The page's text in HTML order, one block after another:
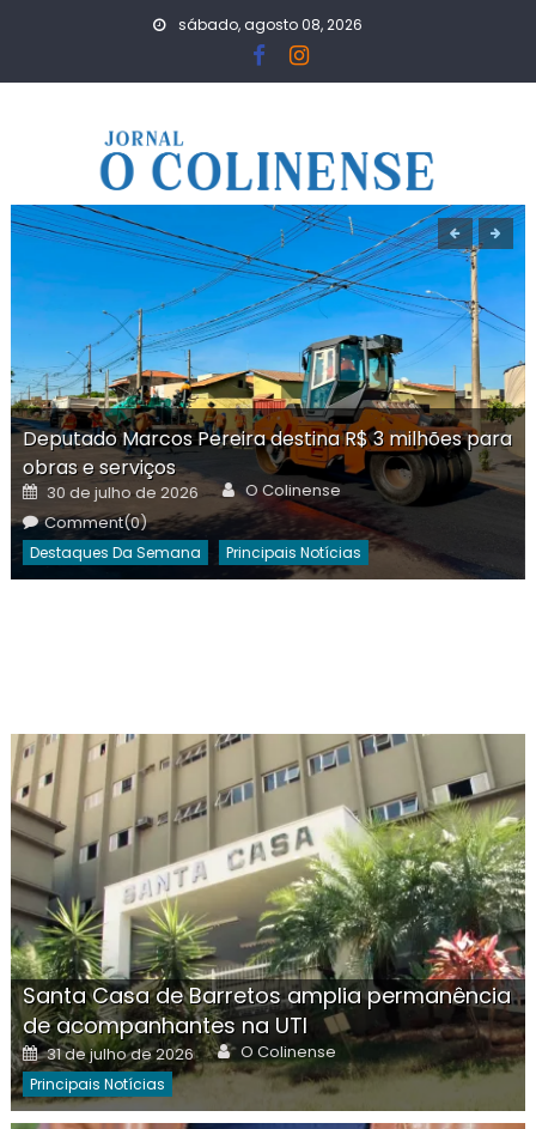
sábado, agosto 08, 2026
Deputado Marcos Pereira destina R$ 3 milhões para
obras e serviços
Posted
on
30 de julho de 2026 Author
O Colinense
Comment(0)
Destaques Da Semana Principais Notícias
Santa Casa de Barretos amplia permanência
de acompanhantes na UTI
Posted
on
31 de julho de 2026 Author
O Colinense
Principais Notícias